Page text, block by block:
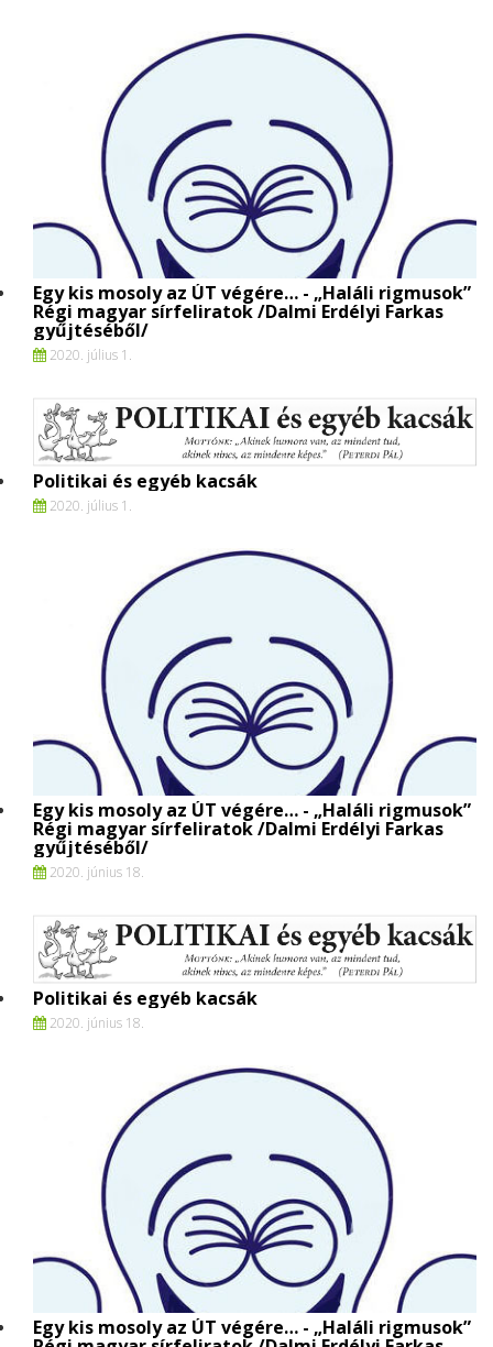
Egy kis mosoly az ÚT végére… - „Haláli rigmusok”
Régi magyar sírfeliratok /Dalmi Erdélyi Farkas
gyűjtéséből/
2020. július 1.
Politikai és egyéb kacsák
2020. július 1.
Egy kis mosoly az ÚT végére… - „Haláli rigmusok”
Régi magyar sírfeliratok /Dalmi Erdélyi Farkas
gyűjtéséből/
2020. június 18.
Politikai és egyéb kacsák
2020. június 18.
Egy kis mosoly az ÚT végére… - „Haláli rigmusok”